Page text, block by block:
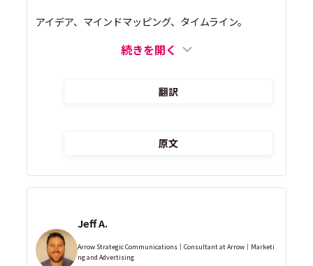
アイデア、マインドマッピング、タイムライン。
続きを開く
翻訳
原文
Jeff A.
Arrow Strategic Communications｜Consultant at Arrow｜Marketi
ng and Advertising